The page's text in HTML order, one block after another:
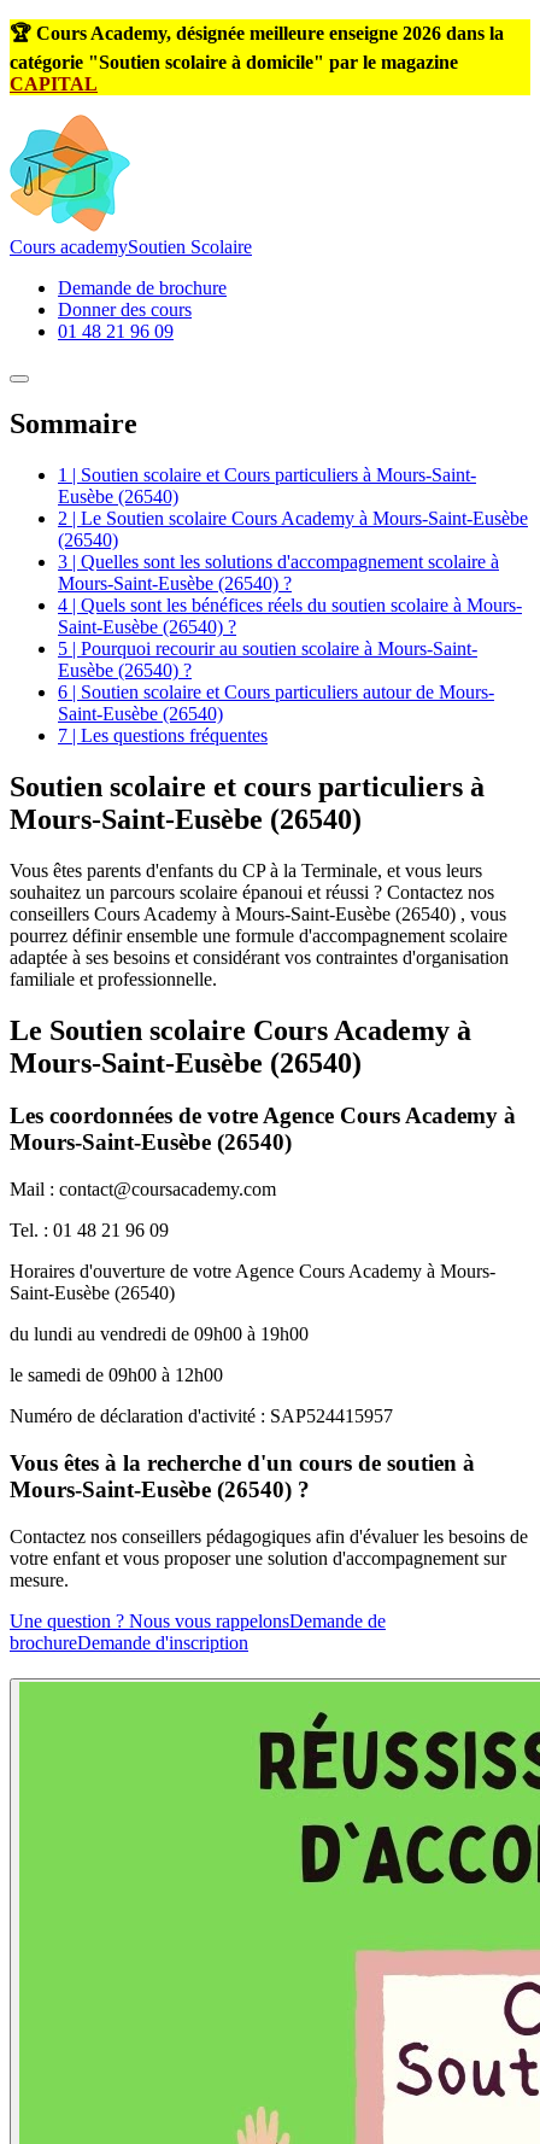
🏆 Cours Academy, désignée meilleure enseigne 2026 dans la
catégorie "Soutien scolaire à domicile" par le magazine
CAPITAL
Cours academySoutien Scolaire
Demande de brochure
Donner des cours
01 48 21 96 09
Sommaire
1 | Soutien scolaire et Cours particuliers à Mours-Saint-
Eusèbe (26540)
2 | Le Soutien scolaire Cours Academy à Mours-Saint-Eusèbe
(26540)
3 | Quelles sont les solutions d'accompagnement scolaire à
Mours-Saint-Eusèbe (26540) ?
4 | Quels sont les bénéfices réels du soutien scolaire à Mours-
Saint-Eusèbe (26540) ?
5 | Pourquoi recourir au soutien scolaire à Mours-Saint-
Eusèbe (26540) ?
6 | Soutien scolaire et Cours particuliers autour de Mours-
Saint-Eusèbe (26540)
7 | Les questions fréquentes
Soutien scolaire et cours particuliers à
Mours-Saint-Eusèbe (26540)
Vous êtes parents d'enfants du CP à la Terminale, et vous leurs
souhaitez un parcours scolaire épanoui et réussi ? Contactez nos
conseillers Cours Academy à Mours-Saint-Eusèbe (26540) , vous
pourrez définir ensemble une formule d'accompagnement scolaire
adaptée à ses besoins et considérant vos contraintes d'organisation
familiale et professionnelle.
Le Soutien scolaire Cours Academy à
Mours-Saint-Eusèbe (26540)
Les coordonnées de votre Agence Cours Academy à
Mours-Saint-Eusèbe (26540)
Mail : contact@coursacademy.com
Tel. : 01 48 21 96 09
Horaires d'ouverture de votre Agence Cours Academy à Mours-
Saint-Eusèbe (26540)
du lundi au vendredi de 09h00 à 19h00
le samedi de 09h00 à 12h00
Numéro de déclaration d'activité : SAP524415957
Vous êtes à la recherche d'un cours de soutien à
Mours-Saint-Eusèbe (26540) ?
Contactez nos conseillers pédagogiques afin d'évaluer les besoins de
votre enfant et vous proposer une solution d'accompagnement sur
mesure.
Une question ? Nous vous rappelonsDemande de
brochureDemande d'inscription